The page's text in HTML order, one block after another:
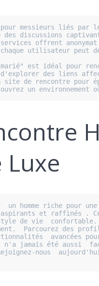
messieurs liés par
des discussions
services offrent
chaque utilisateur peut
marié" est idéal pour
des liens
de rencontre pour
un
Luxe
un homme riche pour
et raffinés .
de vie  confortable.
Parcourez des
avancées
n'a jamais été aussi
nous  aujourd'hui